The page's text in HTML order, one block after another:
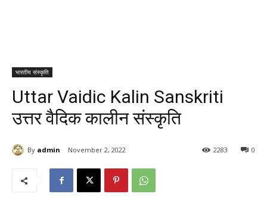
भारतीय संस्कृति
Uttar Vaidic Kalin Sanskriti
उत्तर वैदिक कालीन संस्कृति
By admin November 2, 2022 0
2283